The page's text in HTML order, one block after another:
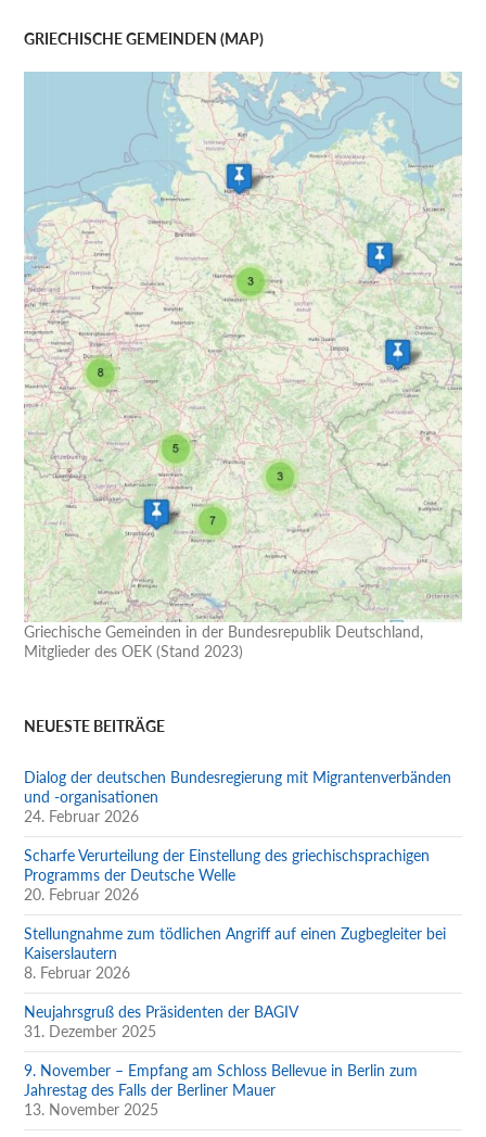
GRIECHISCHE GEMEINDEN (MAP)
Griechische Gemeinden in der Bundesrepublik Deutschland,
Mitglieder des OEK (Stand 2023)
NEUESTE BEITRÄGE
Dialog der deutschen Bundesregierung mit Migrantenverbänden
und -organisationen
24. Februar 2026
Scharfe Verurteilung der Einstellung des griechischsprachigen
Programms der Deutsche Welle
20. Februar 2026
Stellungnahme zum tödlichen Angriff auf einen Zugbegleiter bei
Kaiserslautern
8. Februar 2026
Neujahrsgruß des Präsidenten der BAGIV
31. Dezember 2025
9. November – Empfang am Schloss Bellevue in Berlin zum
Jahrestag des Falls der Berliner Mauer
13. November 2025